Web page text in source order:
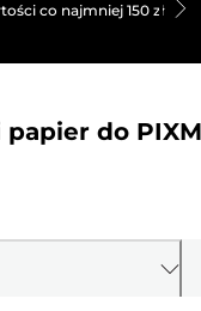
co najmniej 150 zł
papier do